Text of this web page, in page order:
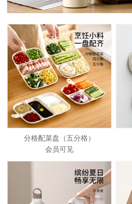
分格配菜盘（五分格）
会员可见